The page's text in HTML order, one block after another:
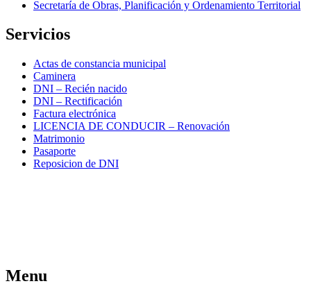
Secretaría de Obras, Planificación y Ordenamiento Territorial
Servicios
Actas de constancia municipal
Caminera
DNI – Recién nacido
DNI – Rectificación
Factura electrónica
LICENCIA DE CONDUCIR – Renovación
Matrimonio
Pasaporte
Reposicion de DNI
Menu